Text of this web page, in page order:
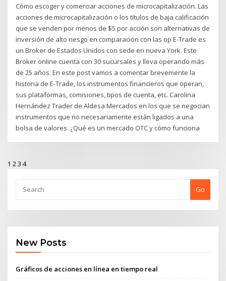
Cómo escoger y comerciar acciones de microcapitalización. Las
acciones de microcapitalización o los títulos de baja calificación
que se venden por menos de $5 por acción son alternativas de
inversión de alto riesgo en comparación con las op E-Trade es
un Broker de Estados Unidos con sede en nueva York. Este
Broker online cuenta con 30 sucursales y lleva operando más
de 25 años. En este post vamos a comentar brevemente la
historia de E-Trade, los instrumentos financieros que operan,
sus plataformas, comisiones, tipos de cuenta, etc. Carolina
Hernández Trader de Aldesa Mercados en los que se negocian
instrumentos que no necesariamente están ligados a una
bolsa de valores. ¿Qué es un mercado OTC y cómo funciona
1 23 4
Go
New Posts
Gráficos de acciones en línea en tiempo real